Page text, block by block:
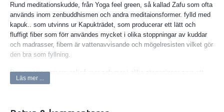
Rund meditationskudde, från Yoga feel green, så kallad Zafu som ofta
används inom zenbuddhismen och andra meditaionsformer. fylld med
kapuk.. som utvinns ur Kapukträdet, som producerar ett lätt och
fluffigt fiber som förr användes mycket i olika stoppningar av kuddar
och madrasser, fibern är vattenavvisande och mögelresisten vilket gör
den bra som fyllning.
Den ersätts numera också mer och mer i olika stoppningar som ett
alternativ till dun, bomull och annan fyllnng!
(coco) Vikt ca 1 kg
Läs mer ...